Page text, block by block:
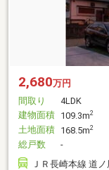
2,680万円
間取り
4LDK
建物面積 109.3m2
土地面積 168.5m2
総戸数
-
ＪＲ長崎本線 道